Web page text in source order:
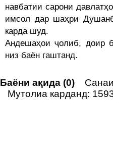
навбатии сарони
имсол дар шаҳри
карда шуд.
Андешаҳои ҷолиб, доир
низ баён гаштанд.
Баёни ақида (0)
Мутолиа карданд: